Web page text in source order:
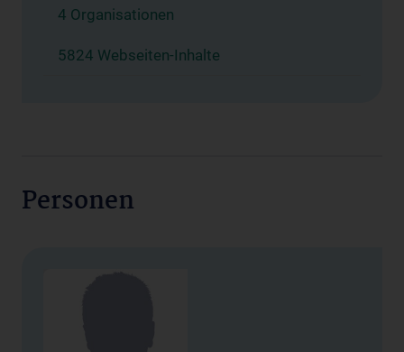
4 Organisationen
5824 Webseiten-Inhalte
Personen